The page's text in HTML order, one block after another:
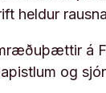
heldur
á
og